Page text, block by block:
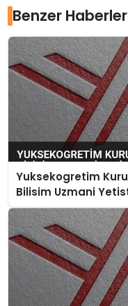
Benzer Haberler
Yuksekogretim
Bilisim Uzmani